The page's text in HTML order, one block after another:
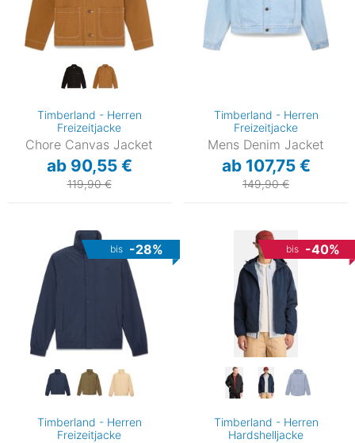
Timberland - Herren
Freizeitjacke
Chore Canvas Jacket
ab 90,55 €
119,90 €
Timberland - Herren
Freizeitjacke
Mens Denim Jacket
ab 107,75 €
149,90 €
bis -28%
Timberland - Herren
Freizeitjacke
bis -40%
Timberland - Herren
Hardshelljacke